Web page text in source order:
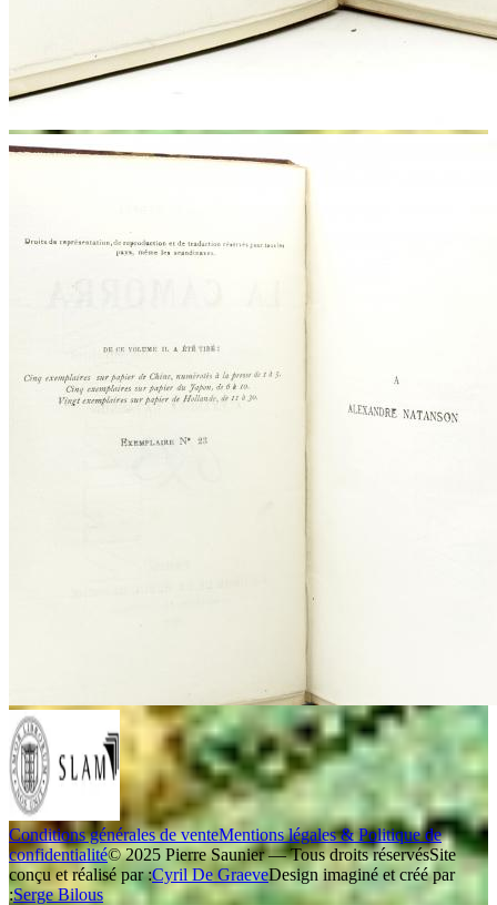
Conditions générales de venteMentions légales & Politique de
confidentialité© 2025 Pierre Saunier — Tous droits réservésSite
conçu et réalisé par :Cyril De GraeveDesign imaginé et créé par
:Serge Bilous